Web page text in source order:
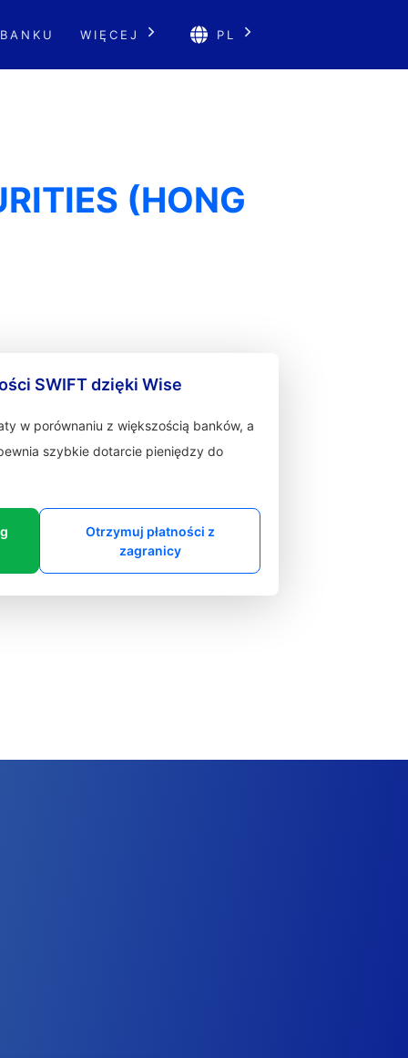
WIĘCEJ PL
(HONG
SWIFT dzięki Wise
w porównaniu z większością banków, a
szybkie dotarcie pieniędzy do
Otrzymuj płatności z
zagranicy